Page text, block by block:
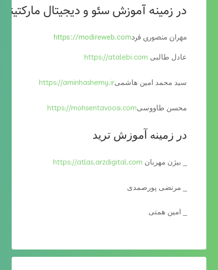
در زمینه آموزش سئو و دیجیتال
مهران منصوری فردhttps://modireweb.com
عادل طالبی https://atalebi.com
سید محمد امین هاشمیhttps://aminhashemy.ir
محسن طاووسیhttps://mohsentavoosi.com
در زمینه آموزش ترید
_ بیژن مهربان https://atlas.arzdigital.com
_ مرتضی پورصمدی
_ امین همتی